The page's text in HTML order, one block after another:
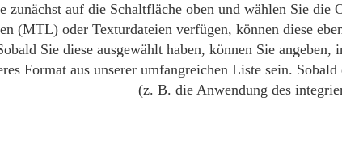
zunächst auf die Schaltfläche oben und wählen Sie die
(MTL) oder Texturdateien verfügen, können diese
Sie diese ausgewählt haben, können Sie
Format aus unserer umfangreichen Liste sein.
(z. B. die Anwendung des